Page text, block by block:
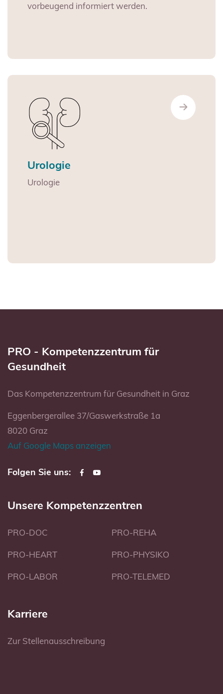
vorbeugend informiert werden.
Urologie
Urologie
PRO - Kompetenzzentrum für
Gesundheit
Das Kompetenzzentrum für Gesundheit in Graz
Eggenbergerallee 37/Gaswerkstraße 1a
8020 Graz
Auf Google Maps anzeigen
Folgen Sie uns:
Unsere Kompetenzzentren
PRO-DOC PRO-REHA
PRO-HEART PRO-PHYSIKO
PRO-LABOR PRO-TELEMED
Karriere
Zur Stellenausschreibung